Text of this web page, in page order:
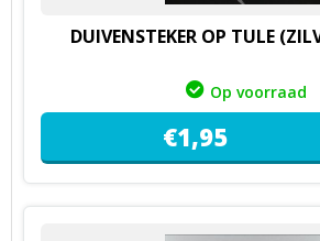
DUIVENSTEKER OP TULE
Op voorraad
€1,95